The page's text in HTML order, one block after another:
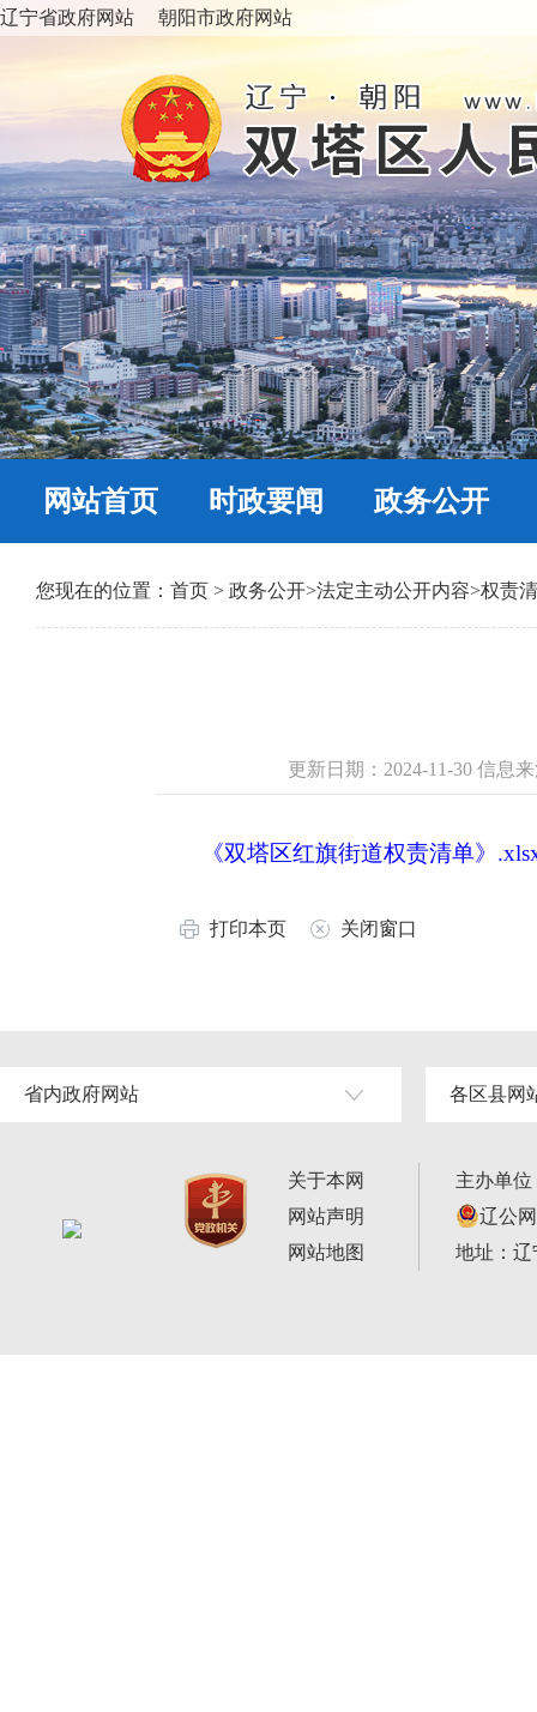
辽宁省政府网站 朝阳市政府网站
网站首页 时政要闻 政务公开
您现在的位置： 首页 > 政务公开>法定主动公开内容>权责
更新日期：2024-11-30 信息
《双塔区红旗街道权责清单》
打印本页 关闭窗口
省内政府网站 各区县网
关于本网
网站声明
网站地图
主办单
辽公
地址：辽